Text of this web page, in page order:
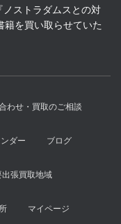
『ノストラダムスとの対
籍を買い取らせていた
わせ・買取のご相談
ダー ブログ
張買取地域
マイページ